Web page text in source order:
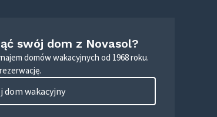
swój dom z Novasol?
domów wakacyjnych od 1968 roku.
dom wakacyjny